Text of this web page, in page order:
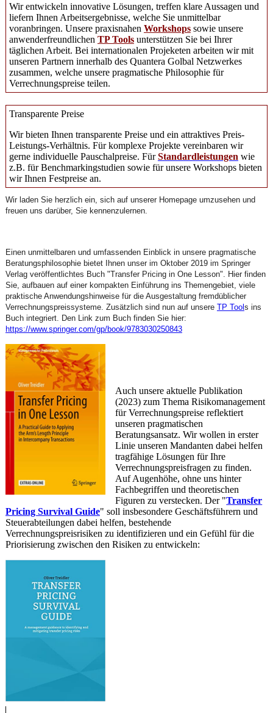
Wir entwickeln innovative Lösungen, treffen klare Aussagen und
liefern Ihnen Arbeitsergebnisse, welche Sie unmittelbar
voranbringen. Unsere praxisnahen Workshopssowie unsere
anwenderfreundlichen TP Tools unterstützen Sie bei Ihrer
täglichen Arbeit. Bei internationalen Projeketen arbeiten wir mit
unseren Partnern innerhalb des Quantera Golbal Netzwerkes
zusammen, welche unsere pragmatische Philosophie für
Verrechnungspreise teilen.
Transparente Preise
Wir bieten Ihnen transparente Preise und ein attraktives Preis-
Leistungs-Verhältnis. Für komplexe Projekte vereinbaren wir
gerne individuelle Pauschalpreise. FürStandardleistungen wie
z.B. für Benchmarkingstudien sowie für unsere Workshops bieten
wir Ihnen Festpreise an.
Wir laden Sie herzlich ein, sich auf unserer Homepage umzusehen und
freuen uns darüber, Sie kennenzulernen.
Einen unmittelbaren und umfassenden Einblick in unsere pragmatische
Beratungsphilosophie bietet Ihnen unser im Oktober 2019 im Springer
Verlag veröffentlichtes Buch "Transfer Pricing in One Lesson". Hier finden
Sie, aufbauen auf einer kompakten Einführung ins Themengebiet, viele
praktische Anwendungshinweise für die Ausgestaltung fremdüblicher
Verrechnungspreissysteme. Zusätzlich sind nun auf unsere TP Tools ins
Buch integriert. Den Link zum Buch finden Sie hier:
https://www.springer.com/gp/book/9783030250843
Auch unsere aktuelle Publikation
(2023) zum Thema Risikomanagement
für Verrechnungspreise reflektiert
unseren pragmatischen
Beratungsansatz. Wir wollen in erster
Linie unseren Mandanten dabei helfen
tragfähige Lösungen für Ihre
Verrechnungspreisfragen zu finden.
Auf Augenhöhe, ohne uns hinter
Fachbegriffen und theoretischen
Figuren zu verstecken. Der "Transfer
Pricing Survival Guide" soll insbesondere Geschäftsführern und
Steuerabteilungen dabei helfen, bestehende
Verrechnungspreisrisiken zu identifizieren und ein Gefühl für die
Priorisierung zwischen den Risiken zu entwickeln: